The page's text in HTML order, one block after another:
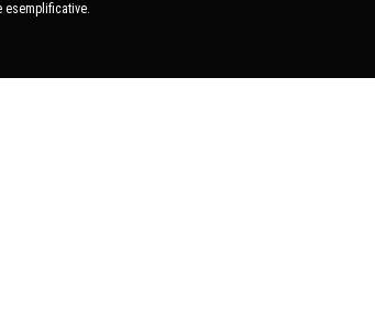
esemplificative.